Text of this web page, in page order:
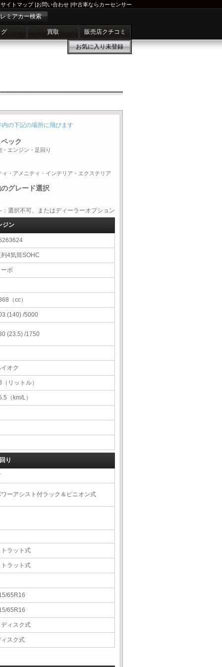
サイトマップ|お問い合わせ |中古車ならカーセンサー
ミアカー検索
買取 販売店クチコミ
お気に入り未登録
内の下記の場所に飛びます
ック
・エンジン・足回り
ィ・アメニティ・インテリア・エクステリア
グレード選択
択不可、またはディーラーオプション
ジン
4気筒SOHC
ボ
（cc）
(140) /5000
(23.5) /1750
オク
（リットル）
（km/L）
り
ーアシスト付ラック＆ピニオン式
ラット式
ラット式
65R16
65R16
ィスク式
スク式